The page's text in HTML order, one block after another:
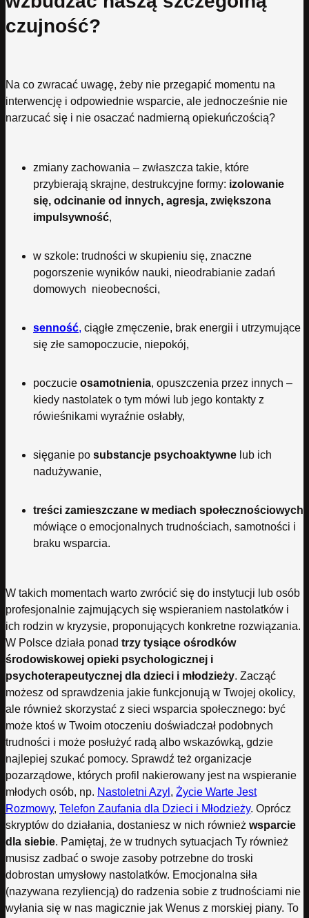
czujność?
Na co zwracać uwagę, żeby nie przegapić momentu na
interwencję i odpowiednie wsparcie, ale jednocześnie nie
narzucać się i nie osaczać nadmierną opiekuńczością?
zmiany zachowania – zwłaszcza takie, które
przybierają skrajne, destrukcyjne formy: izolowanie
się, odcinanie od innych, agresja, zwiększona
impulsywność,
w szkole: trudności w skupieniu się, znaczne
pogorszenie wyników nauki, nieodrabianie zadań
domowych nieobecności,
senność, ciągłe zmęczenie, brak energii i utrzymujące
się złe samopoczucie, niepokój,
poczucie osamotnienia, opuszczenia przez innych –
kiedy nastolatek o tym mówi lub jego kontakty z
rówieśnikami wyraźnie osłabły,
sięganie po substancje psychoaktywne lub ich
nadużywanie,
treści zamieszczane w mediach społecznościowych
mówiące o emocjonalnych trudnościach, samotności i
braku wsparcia.
W takich momentach warto zwrócić się do instytucji lub osób
profesjonalnie zajmujących się wspieraniem nastolatków i
ich rodzin w kryzysie, proponujących konkretne rozwiązania.
W Polsce działa ponad trzy tysiące ośrodków
środowiskowej opieki psychologicznej i
psychoterapeutycznej dla dzieci i młodzieży. Zacząć
możesz od sprawdzenia jakie funkcjonują w Twojej okolicy,
ale również skorzystać z sieci wsparcia społecznego: być
może ktoś w Twoim otoczeniu doświadczał podobnych
trudności i może posłużyć radą albo wskazówką, gdzie
najlepiej szukać pomocy. Sprawdź też organizacje
pozarządowe, których profil nakierowany jest na wspieranie
młodych osób, np. Nastoletni Azyl , Życie Warte Jest
Rozmowy, Telefon Zaufania dla Dzieci i Młodzieży. Oprócz
skryptów do działania, dostaniesz w nich również wsparcie
dla siebie. Pamiętaj, że w trudnych sytuacjach Ty również
musisz zadbać o swoje zasoby potrzebne do troski
dobrostan umysłowy nastolatków. Emocjonalna siła
(nazywana rezyliencją) do radzenia sobie z trudnościami nie
wyłania się w nas magicznie jak Wenus z morskiej piany. To